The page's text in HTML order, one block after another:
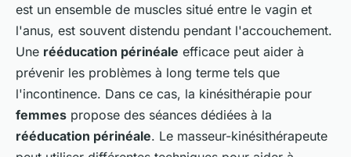
est un ensemble de muscles situé entre le vagin et
l'anus, est souvent distendu pendant l'accouchement.
Une rééducation périnéale efficace peut aider à
prévenir les problèmes à long terme tels que
l'incontinence. Dans ce cas, la kinésithérapie pour
femmes propose des séances dédiées à la
rééducation périnéale. Le masseur-kinésithérapeute